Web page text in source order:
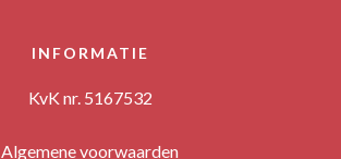
INFORMATIE
KvK nr. 5167532
Algemene voorwaarden